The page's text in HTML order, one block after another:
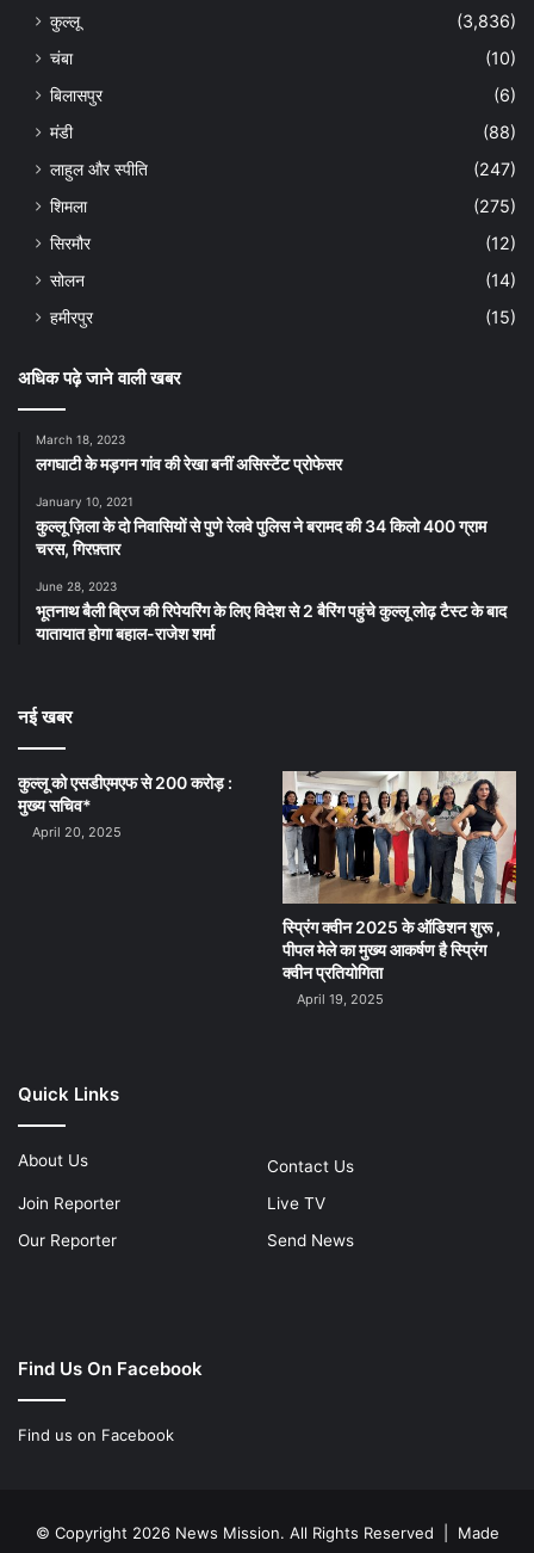
कुल्लू
(3,836)
चंबा
(10)
बिलासपुर
(6)
मंडी
(88)
लाहुल और स्पीति
(247)
शिमला
(275)
सिरमौर
(12)
सोलन
(14)
हमीरपुर
(15)
अधिक पढ़े जाने वाली खबर
March 18, 2023
लगघाटी के मड़गन गांव की रेखा बनीं असिस्टेंट प्रोफेसर
January 10, 2021
कुल्लू ज़िला के दो निवासियों से पुणे रेलवे पुलिस ने बरामद की 34 किलो 400 ग्राम
चरस, गिरफ़्तार
June 28, 2023
भूतनाथ बैली ब्रिज की रिपेयरिंग के लिए विदेश से 2 बैरिंग पहुंचे कुल्लू लोढ़ टैस्ट के बाद
यातायात होगा बहाल-राजेश शर्मा
नई खबर
कुल्लू को एसडीएमएफ से 200 करोड़ :
मुख्य सचिव*
April 20, 2025
स्प्रिंग क्वीन 2025 के ऑडिशन शुरू ,
पीपल मेले का मुख्य आकर्षण है स्प्रिंग
क्वीन प्रतियोगिता
April 19, 2025
Quick Links
About Us
Contact Us
Join Reporter
Live TV
Our Reporter
Send News
Find Us On Facebook
Find us on Facebook
© Copyright 2026 News Mission. All Rights Reserved | Made